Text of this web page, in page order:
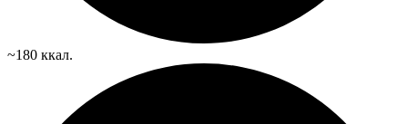
~180 ккал.